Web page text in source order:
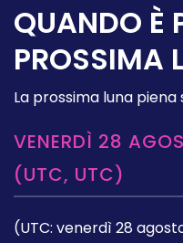
QUANDO È
PROSSIMA
La prossima luna piena
VENERDÌ 28
(UTC, UTC)
(UTC: venerdì 28